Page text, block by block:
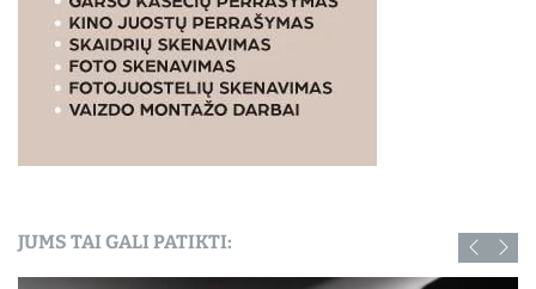
JUMS TAI GALI PATIKTI: